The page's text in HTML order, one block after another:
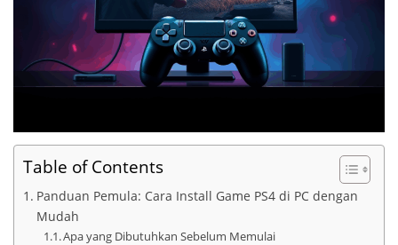
Table of Contents
Panduan Pemula: Cara Install Game PS4 di PC dengan
Mudah
Apa yang Dibutuhkan Sebelum Memulai